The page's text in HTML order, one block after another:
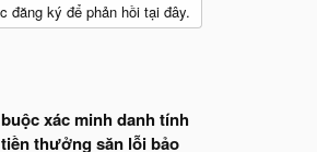
đăng ký để phản hồi tại đây.
xác minh danh tính
thưởng săn lỗi bảo